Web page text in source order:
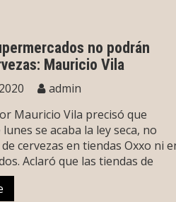
no podrán
Mauricio Vila
admin
Mauricio Vila precisó que
se acaba la ley seca, no
cervezas en tiendas Oxxo ni
Aclaró que las tiendas de